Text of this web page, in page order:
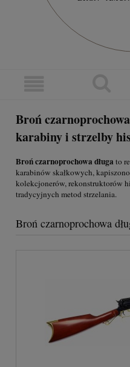
Broń
karabiny i strzelby
Broń czarnoprochowa długa to
karabinów skałkowych,
kolekcjonerów, rekonstruktorów
tradycyjnych metod strzelania.
Broń czarnoprochowa